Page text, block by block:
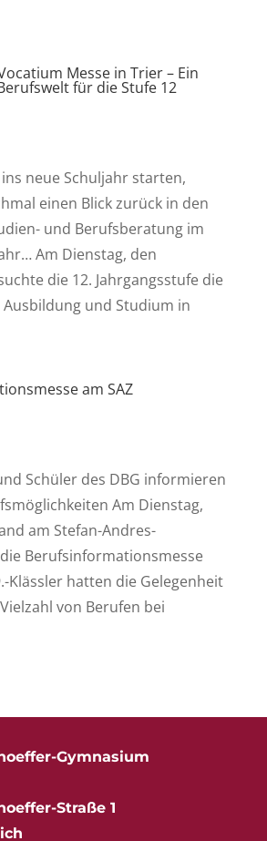
Messe in Trier – Ein
für die Stufe 12
neue Schuljahr starten,
einen Blick zurück in den
und Berufsberatung im
Am Dienstag, den
die 12. Jahrgangsstufe die
Ausbildung und Studium in
am SAZ
Schüler des DBG informieren
Am Dienstag,
am Stefan-Andres-
Berufsinformationsmesse
Klässler hatten die Gelegenheit
von Berufen bei
Gymnasium
Straße 1